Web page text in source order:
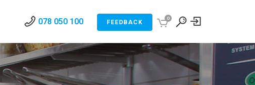
0
078 050 100 FEEDBACK